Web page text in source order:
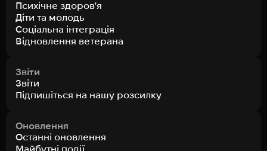
Психічне здоров'я
Діти та молодь
Соціальна інтеграція
Відновлення ветерана
Звіти
Звіти
Підпишіться на нашу розсилку
Оновлення
Останні оновлення
Майбутні події